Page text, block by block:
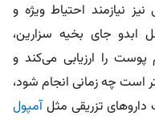
نیازمند احتیاط ویژه و
جای بخیه سزارین،
را ارزیابی می‌کند و
است چه زمانی انجام شود،
داروهای تزریقی مثلآمپول